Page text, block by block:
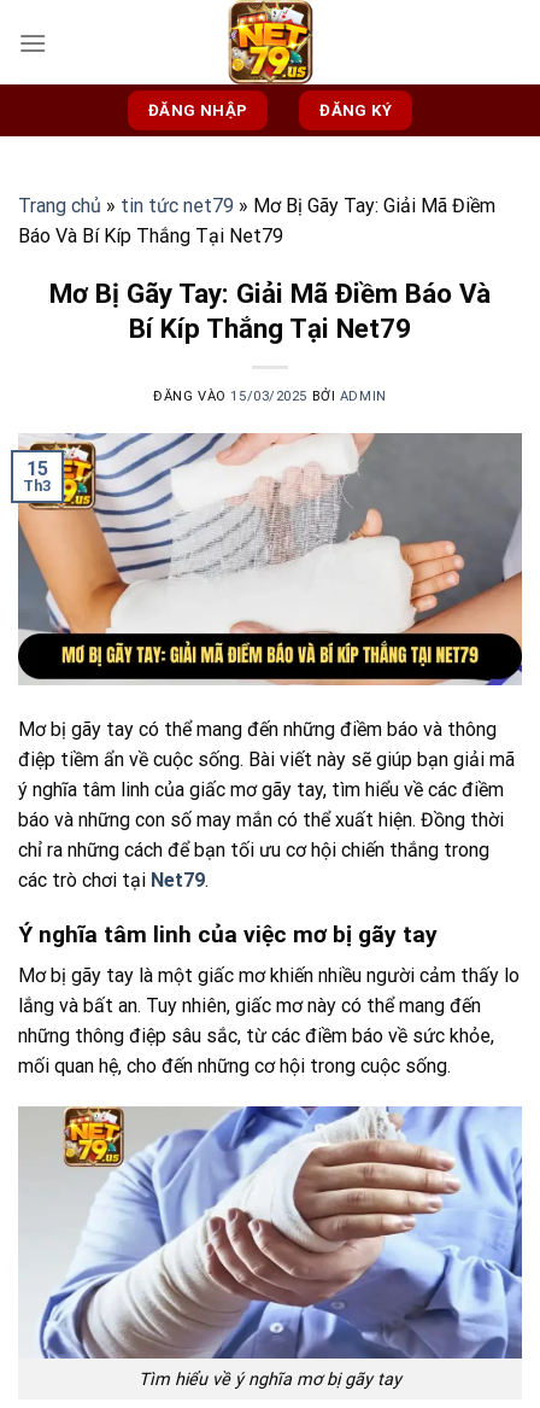
qua
ĐĂNG NHẬP ĐĂNG KÝ
Trang chủ » tin tức net79 » Mơ Bị Gãy Tay: Giải Mã Điềm
Báo Và Bí Kíp Thắng Tại Net79
Mơ Bị Gãy Tay: Giải Mã Điềm Báo Và
Bí Kíp Thắng Tại Net79
ĐĂNG VÀO15/03/2025 BỞI ADMIN
15
Th3
Mơ bị gãy tay có thể mang đến những điềm báo và thông
điệp tiềm ẩn về cuộc sống. Bài viết này sẽ giúp bạn giải mã
ý nghĩa tâm linh của giấc mơ gãy tay, tìm hiểu về các điềm
báo và những con số may mắn có thể xuất hiện. Đồng thời
chỉ ra những cách để bạn tối ưu cơ hội chiến thắng trong
các trò chơi tại Net79.
Ý nghĩa tâm linh của việc mơ bị gãy tay
Mơ bị gãy tay là một giấc mơ khiến nhiều người cảm thấy lo
lắng và bất an. Tuy nhiên, giấc mơ này có thể mang đến
những thông điệp sâu sắc, từ các điềm báo về sức khỏe,
mối quan hệ, cho đến những cơ hội trong cuộc sống.
Tìm hiểu về ý nghĩa mơ bị gãy tay